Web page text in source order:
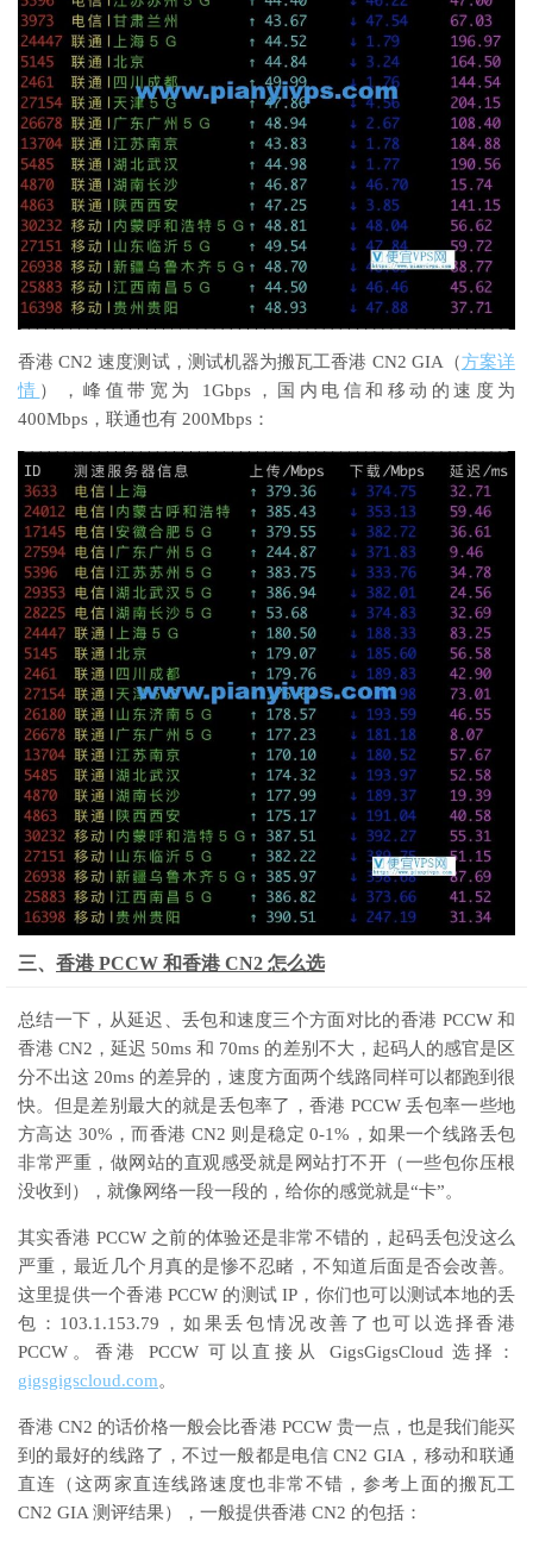
香港 CN2 速度测试，测试机器为搬瓦工香港 CN2 GIA（方案详
情 ），峰值带宽为 1Gbps，国内电信和移动的速度为
400Mbps，联通也有 200Mbps：
三、 香港 PCCW 和香港 CN2 怎么选
总结一下，从延迟、丢包和速度三个方面对比的香港 PCCW 和
香港 CN2，延迟 50ms 和 70ms 的差别不大，起码人的感官是区
分不出这 20ms 的差异的，速度方面两个线路同样可以都跑到很
快。但是差别最大的就是丢包率了，香港 PCCW 丢包率一些地
方高达 30%，而香港 CN2 则是稳定 0-1%，如果一个线路丢包
非常严重，做网站的直观感受就是网站打不开（一些包你压根
没收到），就像网络一段一段的，给你的感觉就是“卡”。
其实香港 PCCW 之前的体验还是非常不错的，起码丢包没这么
严重，最近几个月真的是惨不忍睹，不知道后面是否会改善。
这里提供一个香港 PCCW 的测试 IP，你们也可以测试本地的丢
包：103.1.153.79，如果丢包情况改善了也可以选择香港
PCCW。香港 PCCW 可以直接从 GigsGigsCloud 选择：
gigsgigscloud.com。
香港 CN2 的话价格一般会比香港 PCCW 贵一点，也是我们能买
到的最好的线路了，不过一般都是电信 CN2 GIA，移动和联通
直连（这两家直连线路速度也非常不错，参考上面的搬瓦工
CN2 GIA 测评结果），一般提供香港 CN2 的包括：